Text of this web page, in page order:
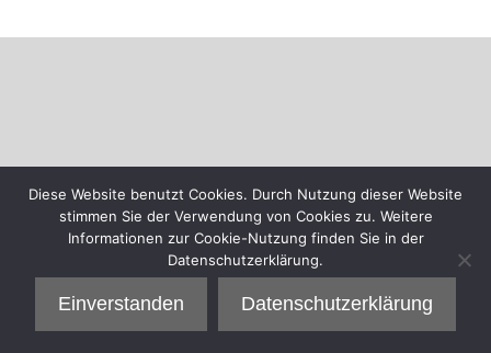
Diese Website benutzt Cookies. Durch Nutzung dieser Website
stimmen Sie der Verwendung von Cookies zu. Weitere
Informationen zur Cookie-Nutzung finden Sie in der
Datenschutzerklärung.
Einverstanden Datenschutzerklärung